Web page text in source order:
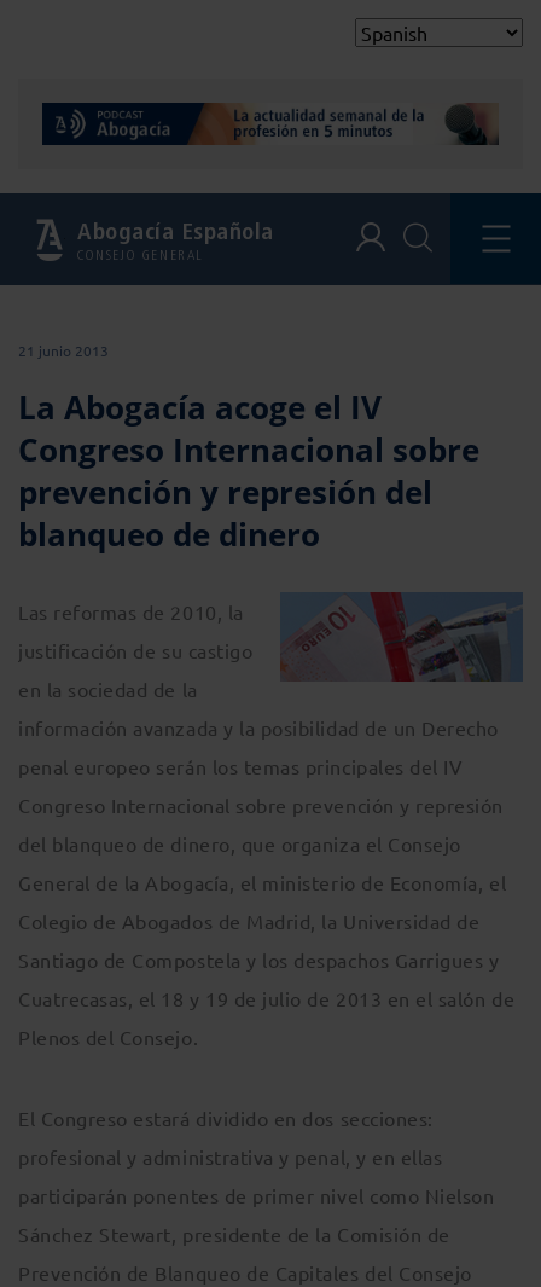
Abogacía Española
CONSEJO GENERAL
21 junio 2013
La Abogacía acoge el IV
Congreso Internacional sobre
prevención y represión del
blanqueo de dinero
Las reformas de 2010, la
justificación de su castigo
en la sociedad de la
información avanzada y la posibilidad de un Derecho
penal europeo serán los temas principales del IV
Congreso Internacional sobre prevención y represión
del blanqueo de dinero, que organiza el Consejo
General de la Abogacía, el ministerio de Economía, el
Colegio de Abogados de Madrid, la Universidad de
Santiago de Compostela y los despachos Garrigues y
Cuatrecasas, el 18 y 19 de julio de 2013 en el salón de
Plenos del Consejo.
El Congreso estará dividido en dos secciones:
profesional y administrativa y penal, y en ellas
participarán ponentes de primer nivel como Nielson
Sánchez Stewart, presidente de la Comisión de
Prevención de Blanqueo de Capitales del Consejo